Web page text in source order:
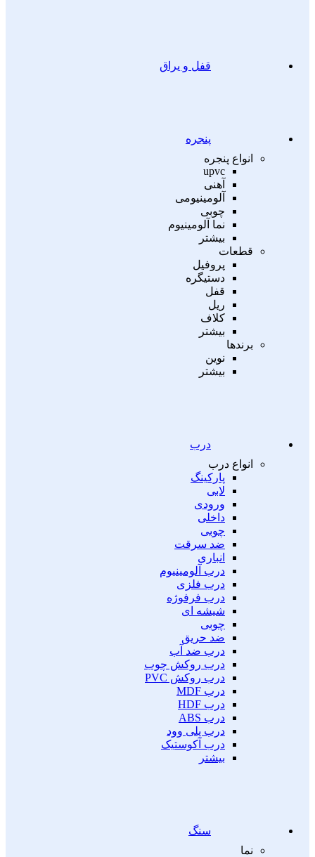
قفل و یراق
پنجره
انواع پنجره
upvc
آهنی
آلومینیومی
چوبی
نما آلومینیوم
بیشتر
قطعات
پروفیل
دستیگره
قفل
ریل
کلاف
بیشتر
برندها
نوین
بیشتر
درب
انواع درب
پارکینگ
لابی
ورودی
داخلی
چوبی
ضد سرقت
انباری
درب آلومینیوم
درب فلزی
درب فرفوژه
شیشه ای
چوبی
ضد حریق
درب ضد آب
درب روکش چوب
درب روکش PVC
درب MDF
درب HDF
درب ABS
درب پلی وود
درب آکوستیک
بیشتر
سنگ
نما